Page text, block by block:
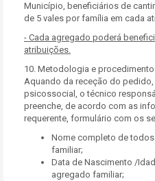
Município, beneficiários de
de 5 vales por família em cada
- Cada agregado poderá
atribuições.
10. Metodologia e
Aquando da receção do
psicossocial, o técnico
preenche, de acordo com as
requerente, formulário com os
Nome completo de
familiar;
Data de Nascimento /
agregado familiar;